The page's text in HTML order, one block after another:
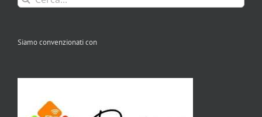
per:
Siamo convenzionati con